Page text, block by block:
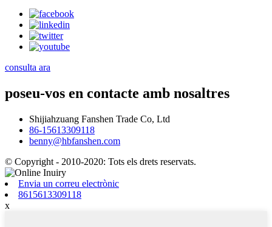
consulta ara
poseu-vos en contacte amb nosaltres
Shijiahzuang Fanshen Trade Co, Ltd
86-15613309118
benny@hbfanshen.com
© Copyright - 2010-2020: Tots els drets reservats.
Envia un correu electrònic
8615613309118
x